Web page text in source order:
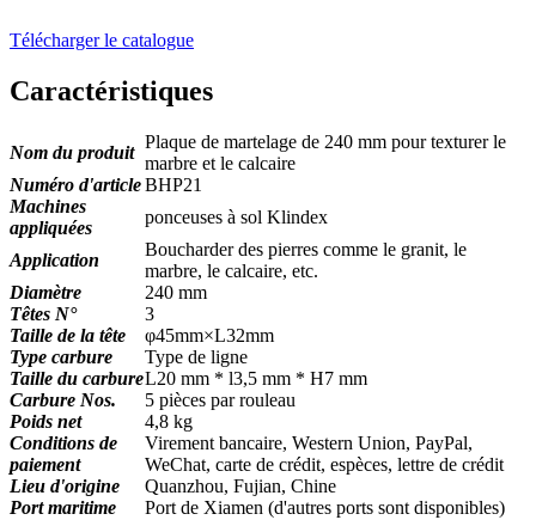
Télécharger le catalogue
Caractéristiques
Nom du produit
Plaque de martelage de 240 mm pour texturer le
marbre et le calcaire
Numéro d'articleBHP21
Machines
appliquées
ponceuses à sol Klindex
Application
Boucharder des pierres comme le granit, le
marbre, le calcaire, etc.
Diamètre
240 mm
Têtes N°
3
Taille de la tête
φ45mm×L32mm
Type carbure
Type de ligne
Taille du carbureL20 mm * l3,5 mm * H7 mm
Carbure Nos.
5 pièces par rouleau
Poids net
4,8 kg
Conditions de
paiement
Virement bancaire, Western Union, PayPal,
WeChat, carte de crédit, espèces, lettre de crédit
Lieu d'origine
Quanzhou, Fujian, Chine
Port maritime
Port de Xiamen (d'autres ports sont disponibles)